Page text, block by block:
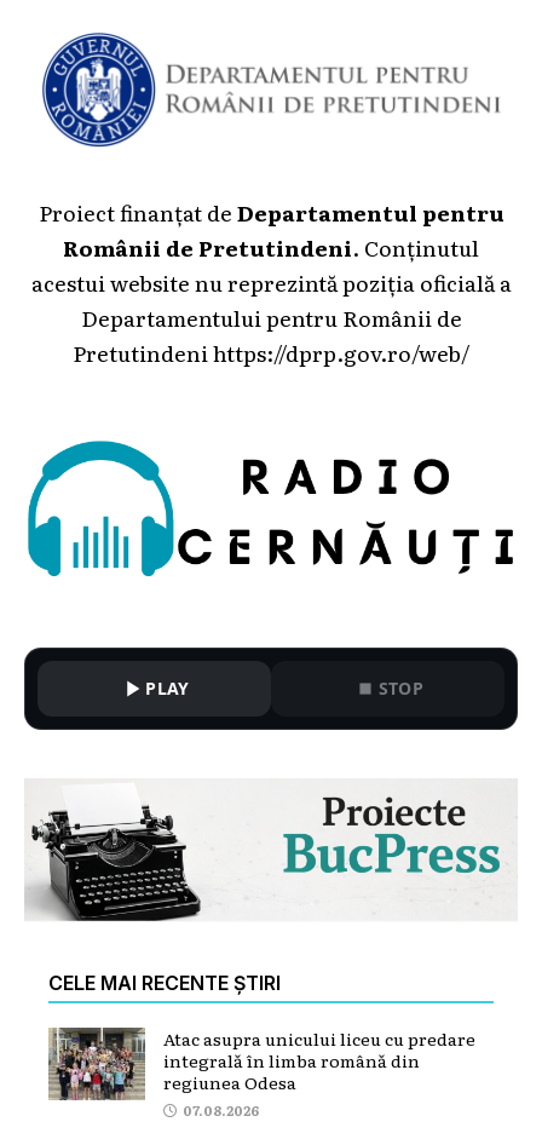
Proiect finanțat deDepartamentul pentru
Românii de Pretutindeni. Conținutul
acestui website nu reprezintă poziția oficială a
Departamentului pentru Românii de
Pretutindenihttps://dprp.gov.ro/web/
PLAY STOP
CELE MAI RECENTE ȘTIRI
Atac asupra unicului liceu cu predare
integrală în limba română din
regiunea Odesa
07.08.2026